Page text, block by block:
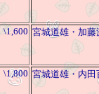
\1,600 宮城道雄・加
\1,800 宮城道雄・内